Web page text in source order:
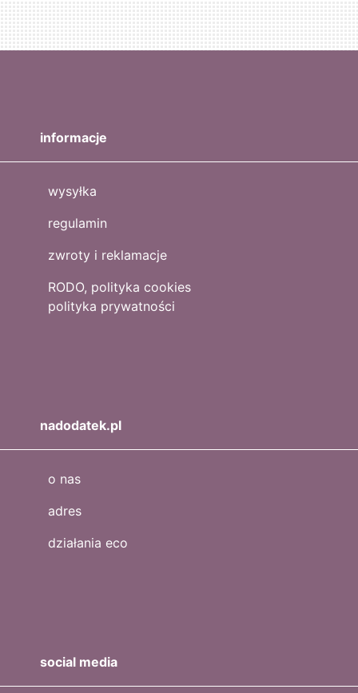
informacje
wysyłka
regulamin
zwroty i reklamacje
RODO, polityka cookies
polityka prywatności
nadodatek.pl
o nas
adres
działania eco
social media